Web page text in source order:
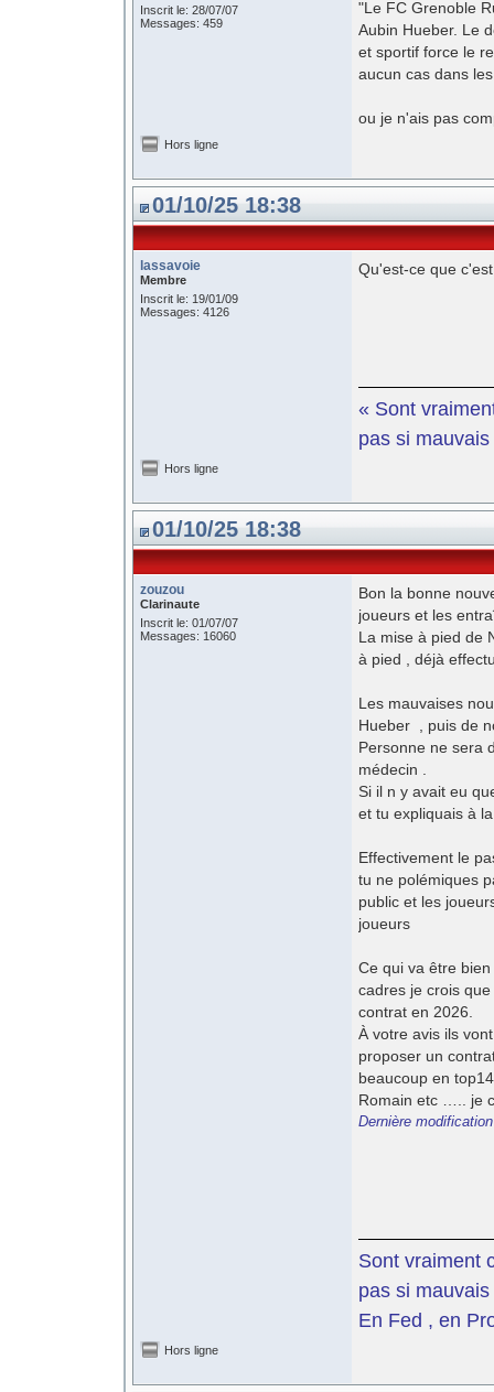
Inscrit le: 28/07/07
Messages: 459
"Le FC Grenoble
Aubin Hueber. Le
et sportif force le
aucun cas dans
ou je n'ais pas
Hors ligne
01/10/25 18:38
lassavoie
Membre
Inscrit le: 19/01/09
Messages: 4126
Qu'est-ce que
« Sont
pas si
Hors ligne
01/10/25 18:38
zouzou
Clarinaute
Inscrit le: 01/07/07
Messages: 16060
Bon la bonne
joueurs et les
La mise à pied de
à pied , déjà
Les mauvaises
Hueber , puis de
Personne ne sera
médecin .
Si il n y avait eu
et tu expliquais à
Effectivement le
tu ne polémiques
public et les
joueurs
Ce qui va être
cadres je crois
contrat en 2026.
À votre avis ils
proposer un
beaucoup en
Romain etc ….. je
Dernière
Sont vraiment
pas si
En Fed , en
Hors ligne